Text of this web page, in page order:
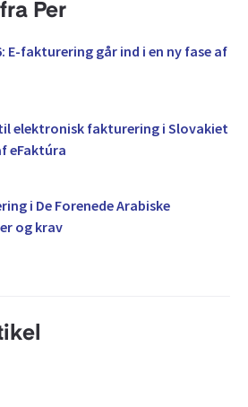
Per
E-fakturering går ind i en ny fase af
elektronisk fakturering i Slovakiet
eFaktúra
i De Forenede Arabiske
og krav